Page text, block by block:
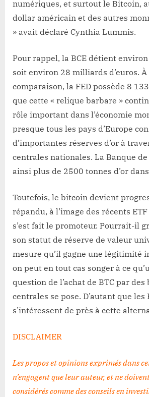
numériques, et surtout le Bitcoin,
dollar américain et des autres
» avait déclaré Cynthia Lummis.
Pour rappel, la BCE détient environ
soit environ 28 milliards d’euros.
comparaison, la FED possède 8
que cette « relique barbare »
rôle important dans l’économie
presque tous les pays d’Europe
d’importantes réserves d’or à
centrales nationales. La Banque
ainsi plus de 2500 tonnes d’or
Toutefois, le bitcoin devient
répandu, à l’image des récents
s’est fait le promoteur. Pourrait-il
son statut de réserve de valeur
mesure qu’il gagne une légitimité
on peut en tout cas songer à ce
question de l’achat de BTC par des
centrales se pose. D’autant que les
s’intéressent de près à cette
DISCLAIMER
Les propos et opinions exprimés dans
n’engagent que leur auteur, et ne
considérés comme des conseils en